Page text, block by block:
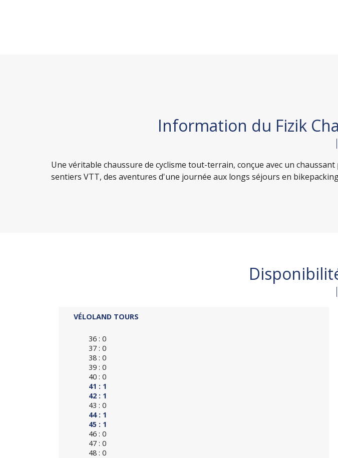
Information du Fizik
Une véritable chaussure de cyclisme tout-terrain, conçue avec un
sentiers VTT, des aventures d'une journée aux longs séjours en
VÉLOLAND TOURS
36 : 0
37 : 0
38 : 0
39 : 0
40 : 0
41 : 1
42 : 1
43 : 0
44 : 1
45 : 1
46 : 0
47 : 0
48 : 0